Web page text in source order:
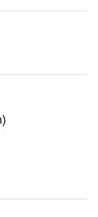
)